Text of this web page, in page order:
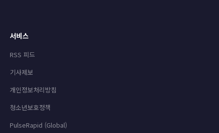
서비스
RSS 피드
기사제보
개인정보처리방침
청소년보호정책
PulseRapid (Global)